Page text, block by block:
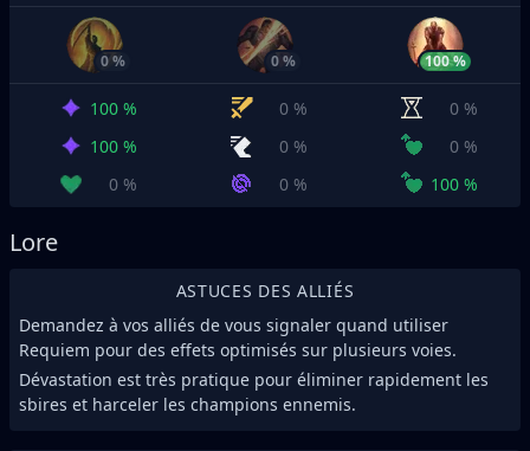
0 % 0 % 100 %
100 % 0 %
0 %
100 %
0 %
0 %
0 %
0 % 100 %
Lore
ASTUCES DES ALLIÉS
Demandez à vos alliés de vous signaler quand utiliser
Requiem pour des effets optimisés sur plusieurs voies.
Dévastation est très pratique pour éliminer rapidement les
sbires et harceler les champions ennemis.